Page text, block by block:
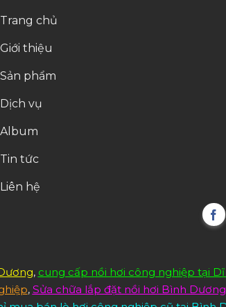
Trang chủ
Giới thiệu
Sản phẩm
Dịch vụ
Album
Tin tức
Liên hệ
, cung cấp nồi hơi công nghiệp tại
, Sửa chữa lắp đặt nồi hơi Bình Dương